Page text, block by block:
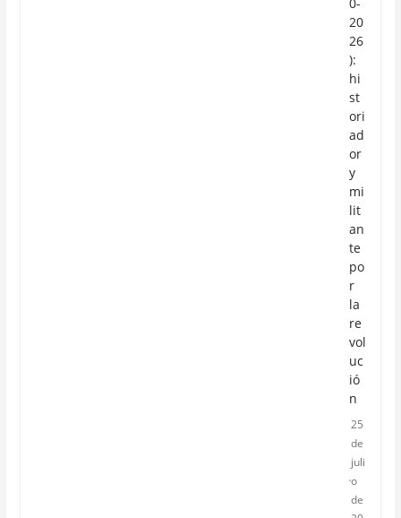
20
26
):
hi
st
ori
ad
or
y
mi
lit
an
te
po
r
la
re
vol
uc
ió
n
25
de
juli
o
de